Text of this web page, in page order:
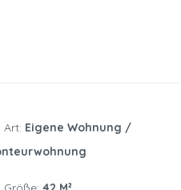
Art: Eigene Wohnung /